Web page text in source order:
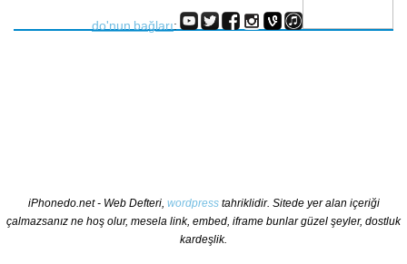
do'nun bağları:
iPhonedo.net - Web Defteri, wordpresstahriklidir. Sitede yer alan içeriği
çalmazsanız ne hoş olur, mesela link, embed, iframe bunlar güzel şeyler, dostluk
kardeşlik.